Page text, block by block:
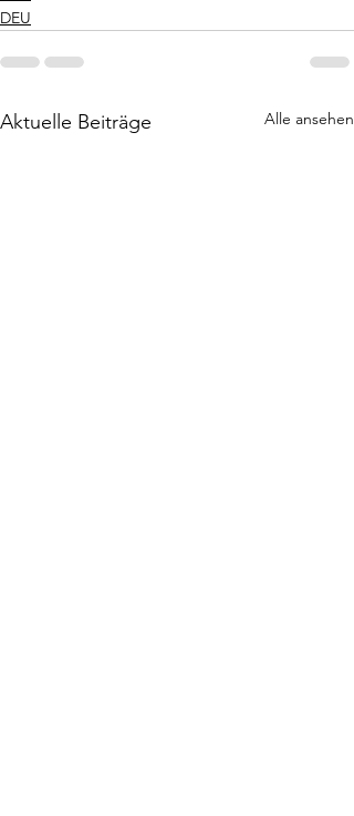
DEU
Aktuelle Beiträge Alle ansehen